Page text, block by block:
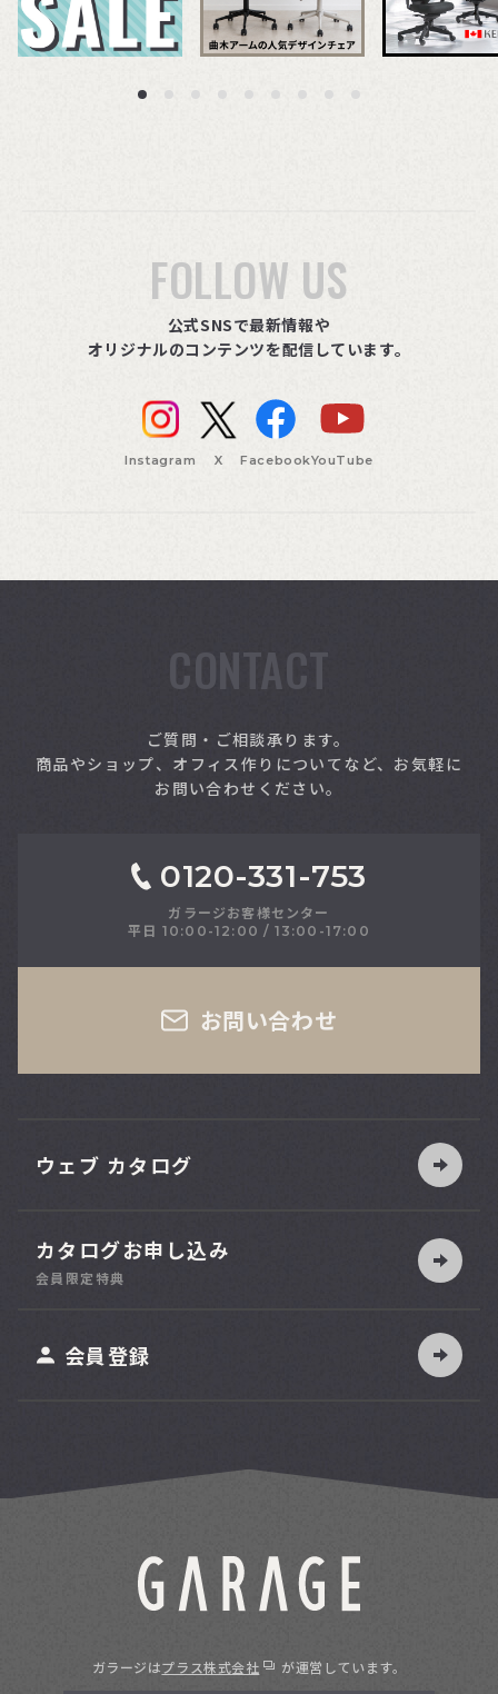
FOLLOW US
公式SNSで最新情報や
オリジナルのコンテンツを配信しています。
Instagram X FacebookYouTube
幅120cm台
幅180cm台
CONTACT
ご質問・ご相談承ります。
商品やショップ、オフィス作りについてなど、お気軽に
お問い合わせください。
0120-331-753
ガラージお客様センター
平日 10:00-12:00 / 13:00-17:00
お問い合わせ
ウェブ カタログ
カタログお申し込み
会員限定特典
会員登録
ガラージはプラス株式会社 が運営しています。